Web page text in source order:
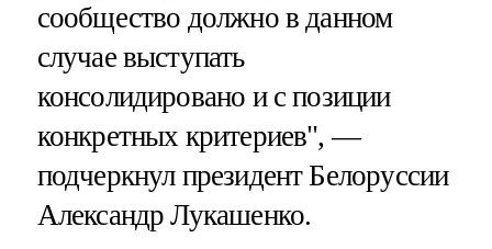
сообщество должно в данном
случае выступать
консолидировано и с позиции
конкретных критериев", —
подчеркнул президент Белоруссии
Александр Лукашенко.